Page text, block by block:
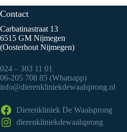
Contact
Carbatinastraat 13
6515 GM Nijmegen
(Oosterhout Nijmegen)
024 – 303 11 01
06-205 708 85 (Whatsapp)
info@dierenkliniekdewaalsprong.nl
Dierenkliniek De Waalsprong
dierenkliniekdewaalsprong